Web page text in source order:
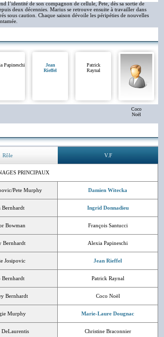
l’identité de son compagnon de cellule, Pete, dès sa sortie de
deux décennies. Marius se retrouve ensuite à travailler dans
sous caution. Chaque saison dévoile les péripéties de nouvelles
Papineschi
Jean
Rieffel
Patrick
Raynal
Coco
Noël
Rôle V.F
PRINCIPAUX
Pete Murphy Damien Witecka
Bernhardt Ingrid Donnadieu
Bowman François Santucci
Bernhardt Alexia Papineschi
Josipovic Jean Rieffel
Bernhardt Patrick Raynal
Bernhardt Coco Noël
Murphy Marie-Laure Dougnac
Christine Braconnier